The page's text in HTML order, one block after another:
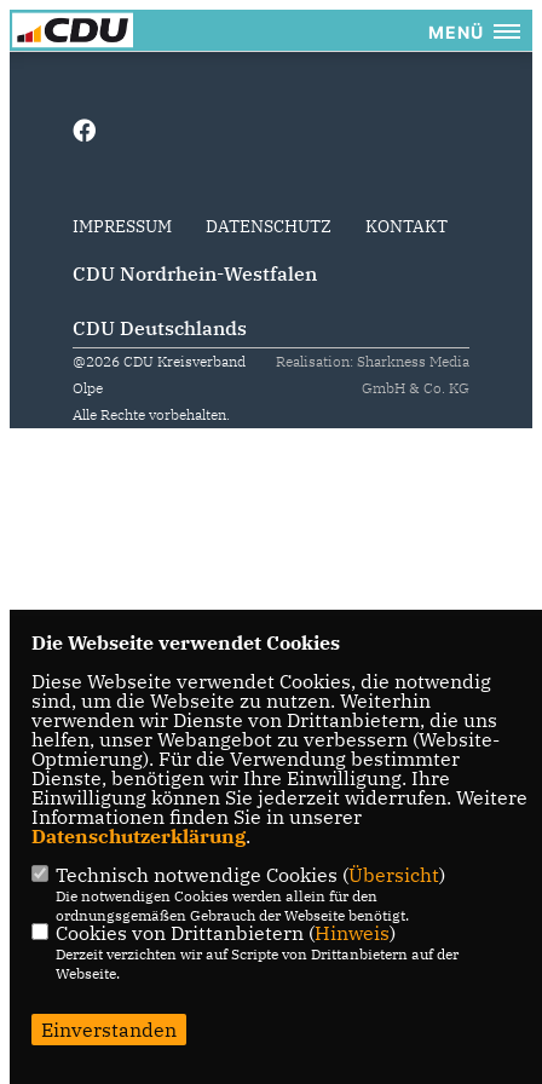
MENÜ
IMPRESSUM DATENSCHUTZ KONTAKT
CDU Nordrhein-Westfalen
CDU Deutschlands
@2026 CDU Kreisverband
Olpe
Alle Rechte vorbehalten.
Realisation: Sharkness Media
GmbH & Co. KG
Die Webseite verwendet Cookies
Diese Webseite verwendet Cookies, die notwendig
sind, um die Webseite zu nutzen. Weiterhin
verwenden wir Dienste von Drittanbietern, die uns
helfen, unser Webangebot zu verbessern (Website-
Optmierung). Für die Verwendung bestimmter
Dienste, benötigen wir Ihre Einwilligung. Ihre
Einwilligung können Sie jederzeit widerrufen. Weitere
Informationen finden Sie in unserer
Datenschutzerklärung.
Technisch notwendige Cookies (Übersicht)
Die notwendigen Cookies werden allein für den
ordnungsgemäßen Gebrauch der Webseite benötigt.
Cookies von Drittanbietern (Hinweis)
Derzeit verzichten wir auf Scripte von Drittanbietern auf der
Webseite.
Einverstanden